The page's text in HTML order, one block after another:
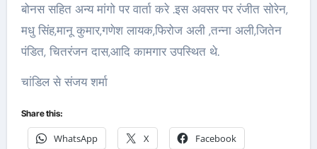
बोनस सहित अन्य मांगो पर वार्ता करे .इस अवसर पर रंजीत सोरेन,
मधु सिंह,मानू कुमार,गणेश लायक,फिरोज अली ,तन्ना अली,जितेन
पंडित, चितरंजन दास,आदि कामगार उपस्थित थे.
चांडिल से संजय शर्मा
Share this:
WhatsApp X Facebook